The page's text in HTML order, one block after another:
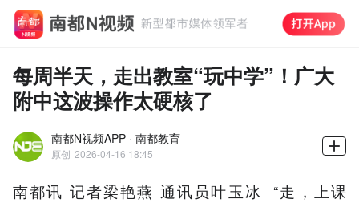
每周半天，走出教室“玩中学”！广大
附中这波操作太硬核了
南都N视频APP · 南都教育
原创 2026-04-16 18:45
南都讯 记者梁艳燕 通讯员叶玉冰 “走，上课